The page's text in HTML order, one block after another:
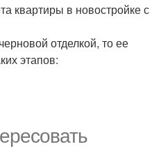
квартиры в новостройке с
отделкой, то ее
этапов: